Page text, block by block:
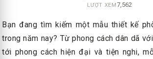
LƯỢT XEM7,562
Bạn đang tìm kiếm một mẫu thiết kế
trong năm nay? Từ phong cách dân dã
tới phong cách hiện đại và tiện nghi,